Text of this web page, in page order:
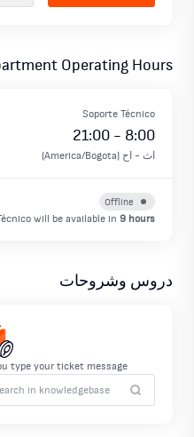
Operating Hours
Soporte Técnico
8:00
-
21:00
اث - اح (
America/Bogota
)
Offline
will be available in 9 hours
دروس وشروحات
type your ticket message.